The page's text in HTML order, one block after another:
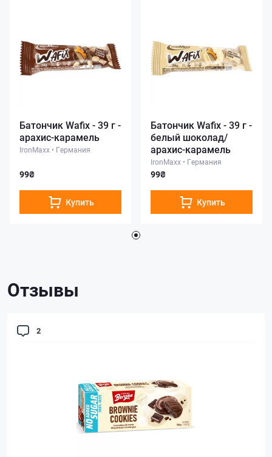
Батончик Wafix - 39 г -
арахис-карамель
IronMaxx • Германия
99₴
Купить
Батончик Wafix - 39 г -
белый шоколад/
арахис-карамель
IronMaxx • Германия
99₴
Купить
Отзывы
2